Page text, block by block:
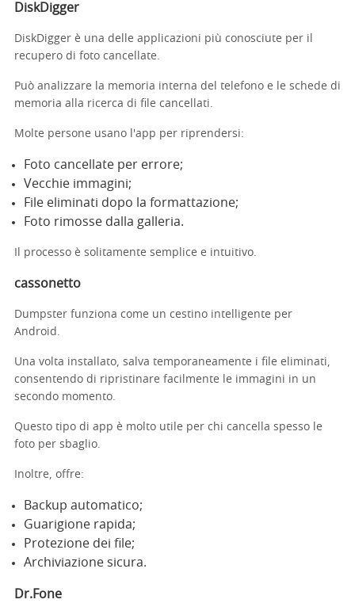
DiskDigger
DiskDigger è una delle applicazioni più conosciute per il
recupero di foto cancellate.
Può analizzare la memoria interna del telefono e le schede di
memoria alla ricerca di file cancellati.
Molte persone usano l'app per riprendersi:
Foto cancellate per errore;
Vecchie immagini;
File eliminati dopo la formattazione;
Foto rimosse dalla galleria.
Il processo è solitamente semplice e intuitivo.
cassonetto
Dumpster funziona come un cestino intelligente per
Android.
Una volta installato, salva temporaneamente i file eliminati,
consentendo di ripristinare facilmente le immagini in un
secondo momento.
Questo tipo di app è molto utile per chi cancella spesso le
foto per sbaglio.
Inoltre, offre:
Backup automatico;
Guarigione rapida;
Protezione dei file;
Archiviazione sicura.
Dr.Fone